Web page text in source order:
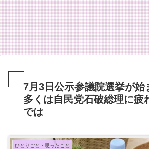
7月3日公示参議院選挙が始
多くは自民党石破総理に疲
では
ひとりごと・思ったこと